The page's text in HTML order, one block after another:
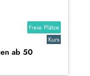
Freie Plätze
Kurs
ab 50